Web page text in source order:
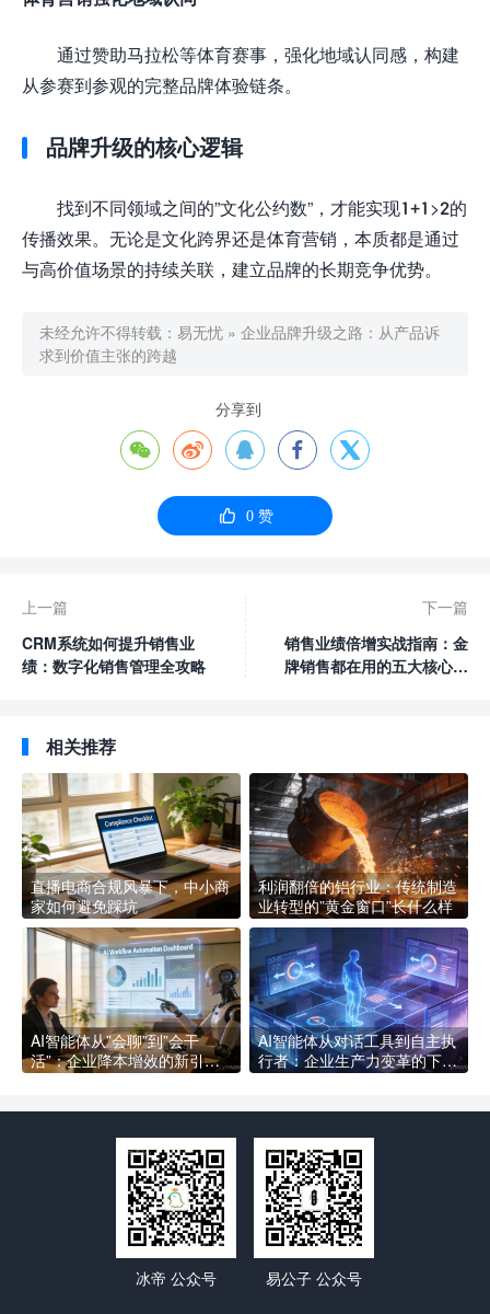
通过赞助马拉松等体育赛事，强化地域认同感，构建
从参赛到参观的完整品牌体验链条。
品牌升级的核心逻辑
找到不同领域之间的”文化公约数”，才能实现1+1>2的
传播效果。无论是文化跨界还是体育营销，本质都是通过
与高价值场景的持续关联，建立品牌的长期竞争优势。
未经允许不得转载： 易无忧 » 企业品牌升级之路：从产品诉
求到价值主张的跨越
分享到
    
 0赞
上一篇
CRM系统如何提升销售业
绩：数字化销售管理全攻略
下一篇
销售业绩倍增实战指南：金
牌销售都在用的五大核心策
相关推荐
直播电商合规风暴下，中小商
家如何避免踩坑
利润翻倍的铝行业：传统制造
业转型的”黄金窗口”长什么样
AI智能体从”会聊”到”会干
活”：企业降本增效的新引擎
AI智能体从对话工具到自主执
行者：企业生产力变革的下一
冰帝 公众号 易公子 公众号